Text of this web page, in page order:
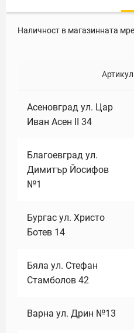
Наличност в магазинната
Асеновград ул. Цар
Иван Асен II 34
Благоевград ул.
Димитър Йосифов
№1
Бургас ул. Христо
Ботев 14
Бяла ул. Стефан
Стамболов 42
Варна ул. Дрин №13